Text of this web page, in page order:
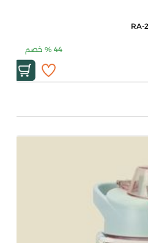
44
% خصم